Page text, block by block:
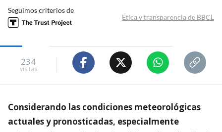
Seguimos criterios de
Ética y transparencia de BBCL
234
visitas
Considerando las condiciones meteorológicas
actuales y pronosticadas, especialmente